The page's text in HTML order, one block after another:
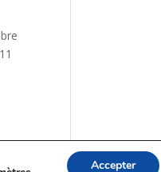
Accepter